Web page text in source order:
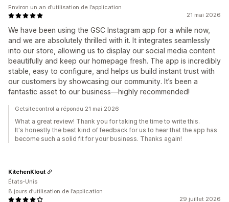
21 mai 2026
We have been using the GSC Instagram app for a while now,
and we are absolutely thrilled with it. It integrates seamlessly
into our store, allowing us to display our social media content
beautifully and keep our homepage fresh. The app is incredibly
stable, easy to configure, and helps us build instant trust with
our customers by showcasing our community. It’s been a
fantastic asset to our business—highly recommended!
Environ un an d’utilisation de l’application
Getsitecontrol a répondu 21 mai 2026
What a great review! Thank you for taking the time to write this.
It's honestly the best kind of feedback for us to hear that the app has
become such a solid fit for your business. Thanks again!
29 juillet 2026
KitchenKlout
États-Unis
8 jours d’utilisation de l’application